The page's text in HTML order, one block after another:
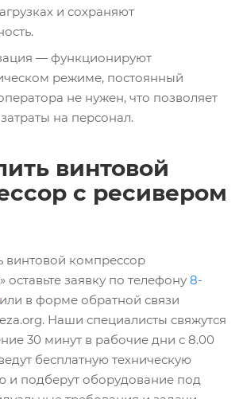
и сохраняют
— функционируют
режиме, постоянный
не нужен, что позволяет
на персонал.
винтовой
с ресивером
винтовой компрессор
оставьте заявку по телефону 8-
или в форме обратной связи
Наши специалисты свяжутся
30 минут в рабочие дни с 8.00
бесплатную техническую
и подберут оборудование под